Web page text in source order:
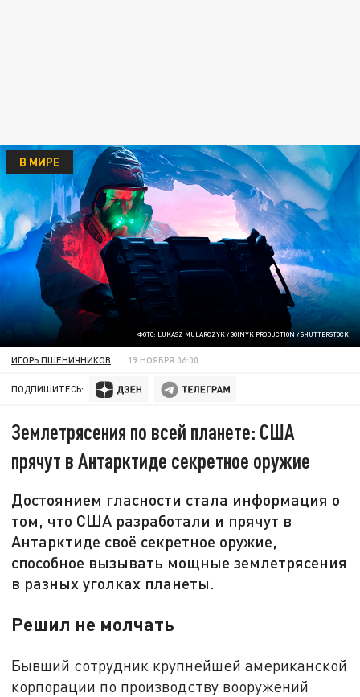
ФОТО: LUKASZ MULARCZYK / GOINYK PRODUCTION / SHUTTERSTOCK
В МИРЕ
ИГОРЬ ПШЕНИЧНИКОВ 19 НОЯБРЯ 06:00
ПОДПИШИТЕСЬ:
Землетрясения по всей планете: США
прячут в Антарктиде секретное оружие
Достоянием гласности стала информация о
том, что США разработали и прячут в
Антарктиде своё секретное оружие,
способное вызывать мощные землетрясения
в разных уголках планеты.
Решил не молчать
Бывший сотрудник крупнейшей американской
корпорации по производству вооружений